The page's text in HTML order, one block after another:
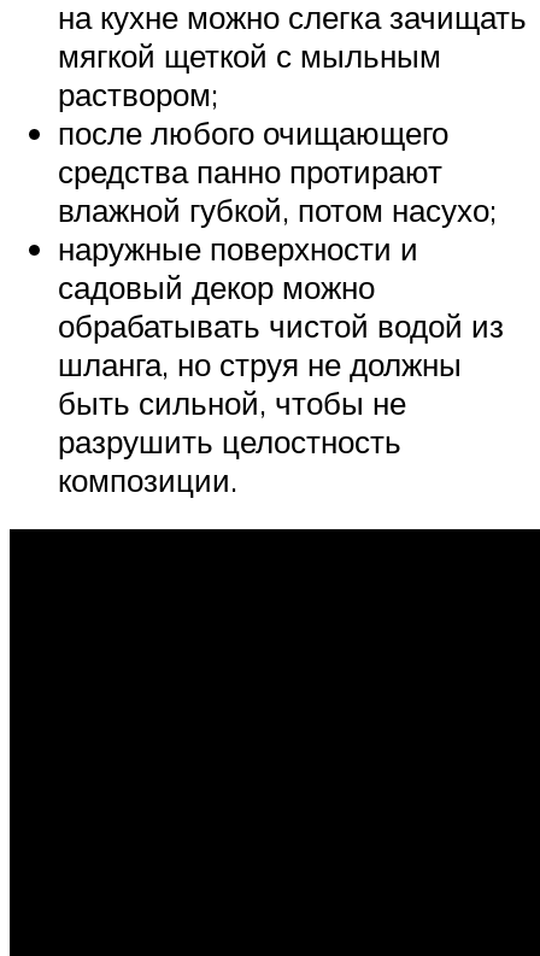
на кухне можно слегка зачищать
мягкой щеткой с мыльным
раствором;
после любого очищающего
средства панно протирают
влажной губкой, потом насухо;
наружные поверхности и
садовый декор можно
обрабатывать чистой водой из
шланга, но струя не должны
быть сильной, чтобы не
разрушить целостность
композиции.